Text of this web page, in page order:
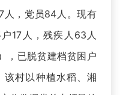
人，党员84人。现有
17人，残疾人63人
，已脱贫建档贫困户
村以种植水稻、湘